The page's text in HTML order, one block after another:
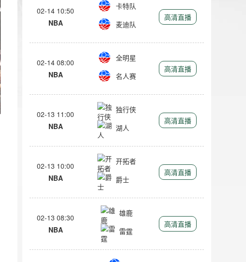
02-14 10:50
NBA
卡特队
麦迪队
高清直播
02-14 08:00
NBA
全明星
名人赛
高清直播
02-13 11:00
NBA
独行侠
湖人
高清直播
02-13 10:00
NBA
开拓者
爵士
高清直播
02-13 08:30
NBA
雄鹿
雷霆
高清直播